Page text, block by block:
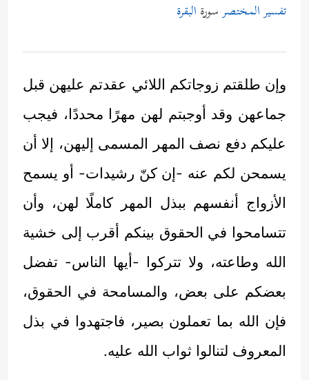
تفسير المختصرسورة البقرة
وإن طلقتم زوجاتكم اللائي عقدتم عليهن قبل
جماعهن وقد أوجبتم لهن مهرًا محددًا، فيجب
عليكم دفع نصف المهر المسمى إليهن، إلا أن
يسمحن لكم عنه -إن كنّ رشيدات- أو يسمح
الأزواج أنفسهم ببذل المهر كاملًا لهن، وأن
تتسامحوا في الحقوق بينكم أقرب إلى خشية
الله وطاعته، ولا تتركوا -أيها الناس- تفضل
بعضكم على بعض، والمسامحة في الحقوق،
فإن الله بما تعملون بصير، فاجتهدوا في بذل
المعروف لتنالوا ثواب الله عليه.